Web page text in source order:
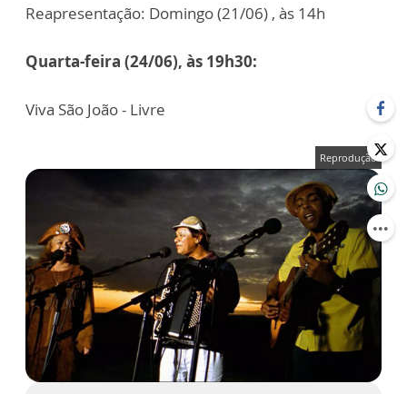
Reapresentação: Domingo (21/06) , às 14h
Quarta-feira (24/06), às 19h30:
Viva São João - Livre
Reprodução